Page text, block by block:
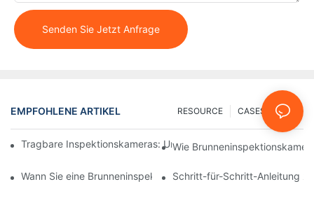
Senden Sie Jetzt Anfrage
EMPFOHLENE ARTIKEL FAQ
CASES
RESOURCE
Tragbare Inspektionskameras: Unverzichtbare Werkzeuge für
Wie
Wann Sie eine Brunneninspektionskamera verwenden sollten:
Schritt-für-Schritt-Anleitung